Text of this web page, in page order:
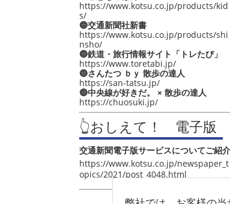
https://www.kotsu.co.jp/products/kid
s/
🔵交通新聞社新書
https://www.kotsu.co.jp/products/shi
nsho/
🔵鉄道・旅行情報サイト「トレたび」
https://www.toretabi.jp/
🔵さんたつ ｂｙ 散歩の達人
https://san-tatsu.jp/
🔵中央線が好きだ。 × 散歩の達人
https://chuosuki.jp/
👆おしえて！ 電子版
交通新聞電子版サービスについてご紹介
https://www.kotsu.co.jp/newspaper_t
opics/2021/post_4048.html